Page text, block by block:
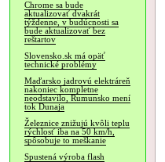
Chrome sa bude
aktualizovať dvakrát
týždenne, v budúcnosti sa
bude aktualizovať bez
reštartov
Slovensko.sk má opäť
technické problémy
Maďarsko jadrovú elektráreň
nakoniec kompletne
neodstavilo, Rumunsko mení
tok Dunaja
Železnice znižujú kvôli teplu
rýchlosť iba na 50 km/h,
spôsobuje to meškanie
Spustená výroba flash